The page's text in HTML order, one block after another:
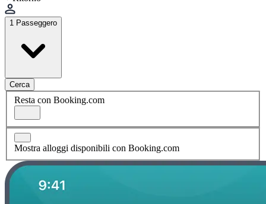
1 Passeggero
Cerca
Resta con Booking.com
Mostra alloggi disponibili con Booking.com